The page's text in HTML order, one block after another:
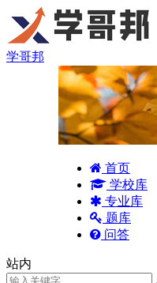
学哥邦
首页
学校库
专业库
题库
问答
站内